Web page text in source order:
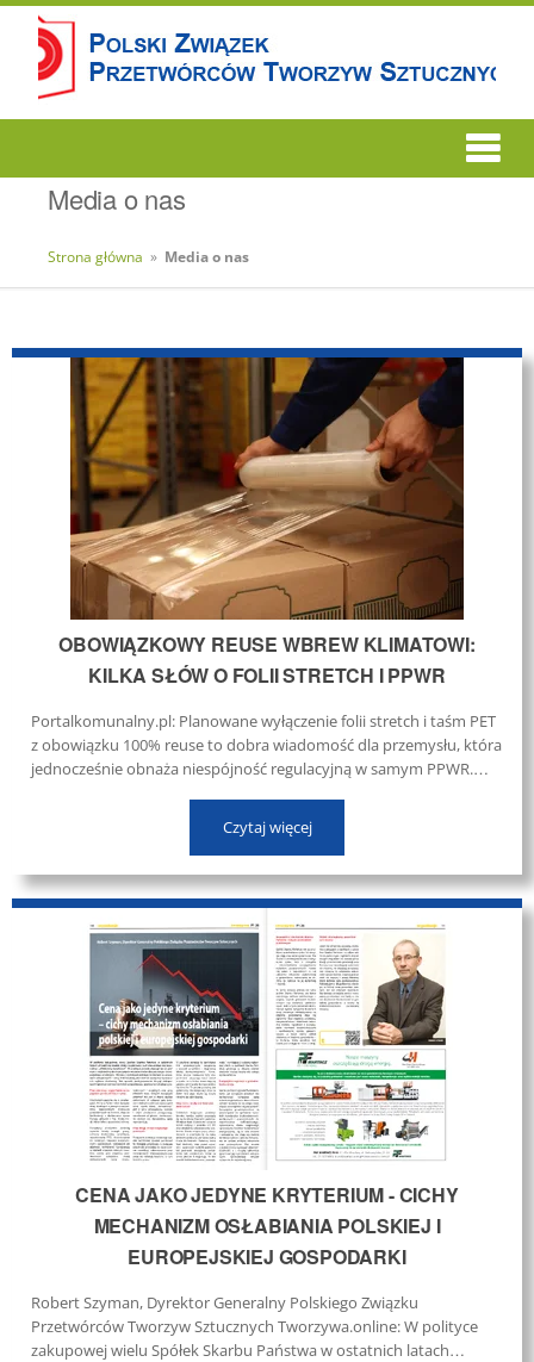
Media o nas
Strona główna » Media o nas
OBOWIĄZKOWY REUSE WBREW KLIMATOWI:
KILKA SŁÓW O FOLII STRETCH I PPWR
Portalkomunalny.pl: Planowane wyłączenie folii stretch i taśm PET
z obowiązku 100% reuse to dobra wiadomość dla przemysłu, która
jednocześnie obnaża niespójność regulacyjną w samym PPWR.
może zwiększać emisje i koszty, to dlaczego równolegle utrzymuje
ogólny obowiązek jego stosowania na poziomie 40% od 2030 r. ...
Czytaj więcej
CENA JAKO JEDYNE KRYTERIUM - CICHY
MECHANIZM OSŁABIANIA POLSKIEJ I
EUROPEJSKIEJ GOSPODARKI
Robert Szyman, Dyrektor Generalny Polskiego Związku
Przetwórców Tworzyw Sztucznych Tworzywa.online: W polityce
zakupowej wielu Spółek Skarbu Państwa w ostatnich latach